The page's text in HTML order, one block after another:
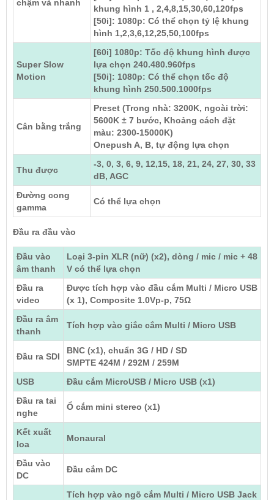
chậm và nhanh
khung hình 1 , 2,4,8,15,30,60,120fps
[50i]: 1080p: Có thể chọn tỷ lệ khung
hình 1,2,3,6,12,25,50,100fps
Super Slow
Motion
[60i] 1080p: Tốc độ khung hình được
lựa chọn 240.480.960fps
[50i]: 1080p: Có thể chọn tốc độ
khung hình 250.500.1000fps
Cân bằng trắng
Preset (Trong nhà: 3200K, ngoài trời:
5600K ± 7 bước, Khoảng cách đặt
màu: 2300-15000K)
Onepush A, B, tự động lựa chọn
Thu được
-3, 0, 3, 6, 9, 12,15, 18, 21, 24, 27, 30, 33
dB, AGC
Đường cong
gamma
Có thể lựa chọn
Đầu ra đầu vào
Đầu vào
âm thanh
Loại 3-pin XLR (nữ) (x2), dòng / mic / mic + 48
V có thể lựa chọn
Đầu ra
video
Được tích hợp vào đầu cắm Multi / Micro USB
(x 1), Composite 1.0Vp-p, 75Ω
Đầu ra âm
thanh
Tích hợp vào giắc cắm Multi / Micro USB
Đầu ra SDI
BNC (x1), chuẩn 3G / HD / SD
SMPTE 424M / 292M / 259M
USB
Đầu cắm MicroUSB / Micro USB (x1)
Đầu ra tai
nghe
Ổ cắm mini stereo (x1)
Kết xuất
loa
Monaural
Đầu vào
DC
Đầu cắm DC
Tích hợp vào ngõ cắm Multi / Micro USB Jack